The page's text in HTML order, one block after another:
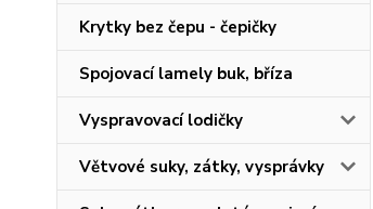
Krytky bez čepu - čepičky
Spojovací lamely buk, bříza
Vyspravovací lodičky
Větvové suky, zátky, vysprávky